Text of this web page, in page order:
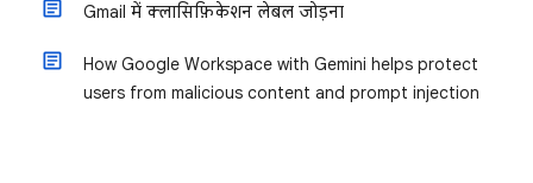
Gmail में क्लासिफ़िकेशन लेबल जोड़ना
How Google Workspace with Gemini helps protect
users from malicious content and prompt injection